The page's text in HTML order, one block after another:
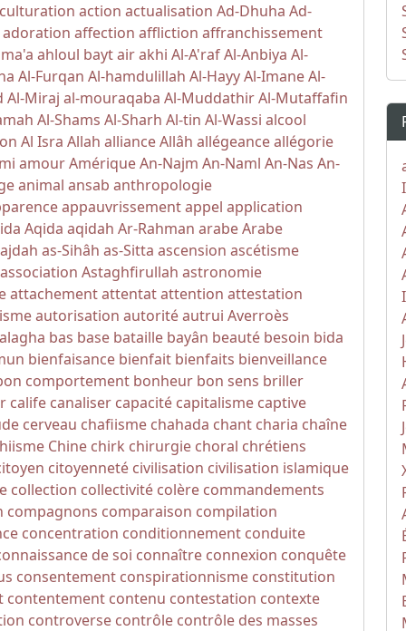
action actualisation Ad-Dhuha Ad-
adoration affection affliction affranchissement
ahloul baytairakhi Al-A'rafAl-Anbiya Al-
Al-Furqan Al-hamdulillah Al-HayyAl-ImaneAl-
Al-Miraj al-mouraqaba Al-MuddathirAl-Mutaffafin
Al-Shams Al-Sharh Al-tin Al-Wassi alcool
Al Isra Allah allianceAllâh allégeanceallégorie
amourAmériqueAn-Najm An-Naml An-Nas An-
animal ansab anthropologie
appauvrissementappel application
Aqida aqidah Ar-Rahman arabeArabe
as-Sihâh as-Sitta ascension ascétisme
association Astaghfirullah astronomie
attachementattentatattention attestation
autorisation autoritéautrui Averroès
bas base bataille bayân beauté besoin bida
bienfaisance bienfait bienfaits bienveillance
comportement bonheur bon sens briller
calife canaliser capacité capitalisme captive
cerveau chafiisme chahada chant charia chaîne
Chine chirk chirurgie choral chrétiens
citoyenneté civilisation civilisation islamique
collection collectivité colère commandements
compagnons comparaison compilation
concentration conditionnement conduite
de soi connaître connexion conquête
consentement conspirationnisme constitution
contentement contenu contestation contexte
controverse contrôle contrôle des masses